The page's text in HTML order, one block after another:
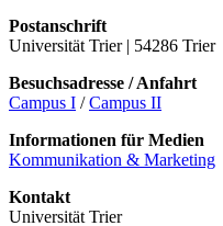
Postanschrift
Universität Trier | 54286 Trier
Besuchsadresse / Anfahrt
Campus I /Campus II
Informationen für Medien
Kommunikation & Marketing
Kontakt
Universität Trier